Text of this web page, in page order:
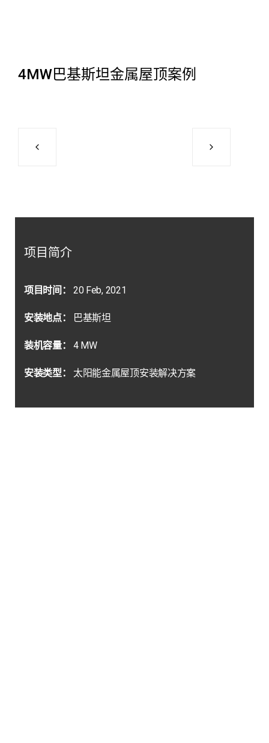
4MW巴基斯坦金属屋顶案例
项目简介
项目时间： 20 Feb, 2021
安装地点： 巴基斯坦
装机容量： 4 MW
安装类型： 太阳能金属屋顶安装解决方案